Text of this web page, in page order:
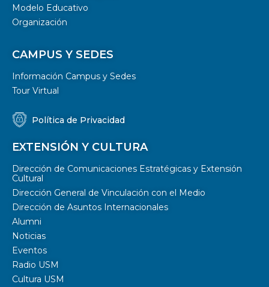
Modelo Educativo
Organización
CAMPUS Y SEDES
Información Campus y Sedes
Tour Virtual
Política de Privacidad
EXTENSIÓN Y CULTURA
Dirección de Comunicaciones Estratégicas y Extensión
Cultural
Dirección General de Vinculación con el Medio
Dirección de Asuntos Internacionales
Alumni
Noticias
Eventos
Radio USM
Cultura USM